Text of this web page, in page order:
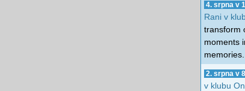
4. srpna v
Rani v
transform
moments
2. srpna v
v klubu